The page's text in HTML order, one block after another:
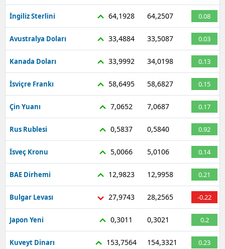
İngiliz Sterlini 64,1928 64,2507 0.08
Avustralya Doları 33,4884 33,5087 0.03
Kanada Doları 33,9992 34,0198 0.13
İsviçre Frankı 58,6495 58,6827 0.15
Çin Yuanı 7,0652 7,0687 0.17
Rus Rublesi 0,5837 0,5840 0.92
İsveç Kronu 5,0066 5,0106 0.14
BAE Dirhemi 12,9823 12,9958 0.21
Bulgar Levası 27,9743 28,2565 -0.22
Japon Yeni 0,3011 0,3021 0.2
Kuveyt Dinarı 153,7564 154,3321 0.23